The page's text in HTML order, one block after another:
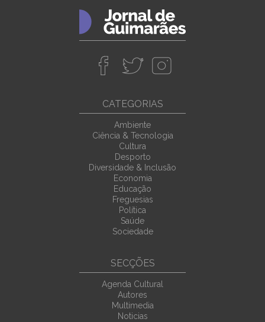
CATEGORIAS
Ambiente
Ciência & Tecnologia
Cultura
Desporto
Diversidade & Inclusão
Economia
Educação
Freguesias
Política
Saúde
Sociedade
SECÇÕES
Agenda Cultural
Autores
Multimedia
Noticias